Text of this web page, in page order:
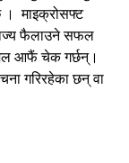
। माइक्रोसफ्ट
फैलाउने सफल
आफैं चेक गर्छन्।
गरिरहेका छन् वा